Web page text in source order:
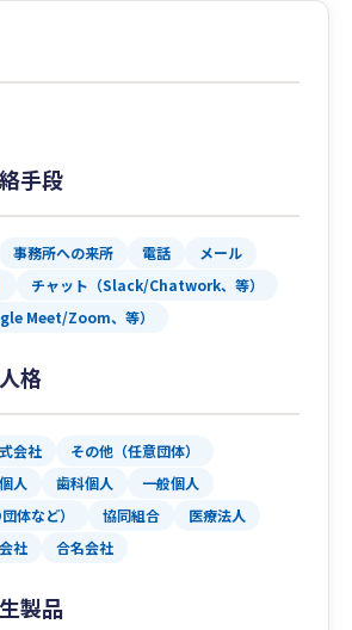
手段
事務所への来所 電話
メール
チャット（Slack/Chatwork、等）
Meet/Zoom、等）
格
会社
その他（任意団体）
人 歯科個人
一般個人
体など）
協同組合
医療法人
社 合名会社
製品